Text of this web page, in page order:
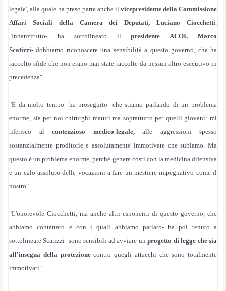
legale', alla quale ha preso parte anche il vicepresidente della Commissione
Affari Sociali della Camera dei Deputati, Luciano Ciocchetti.
"Innanzitutto- ha sottolineato ilpresidente ACOI, Marco
Scatizzi- dobbiamo riconoscere una sensibilità a questo governo, che ha
raccolto sfide che non erano mai state raccolte da nessun altro esecutivo in
precedenza".
"È da molto tempo- ha proseguito- che stiamo parlando di un problema
enorme, sia per noi chirurghi maturi ma soprattutto per quelli giovani: mi
riferisco alcontenzioso medico-legale,alle aggressioni spesso
sostanzialmente proditorie e assolutamente immotivate che subiamo. Ma
questo è un problema enorme, perché genera costi con la medicina difensiva
e un calo assoluto delle vocazioni a fare un mestiere impegnativo come il
nostro".
"L'onorevole Ciocchetti, ma anche altri esponenti di questo governo, che
abbiamo contattato e con i quali abbiamo parlato- ha poi tenuto a
sottolineare Scatizzi- sono sensibili ad avviare unprogetto di legge che sia
all'insegna della protezionecontro quegli attacchi che sono totalmente
immotivati".